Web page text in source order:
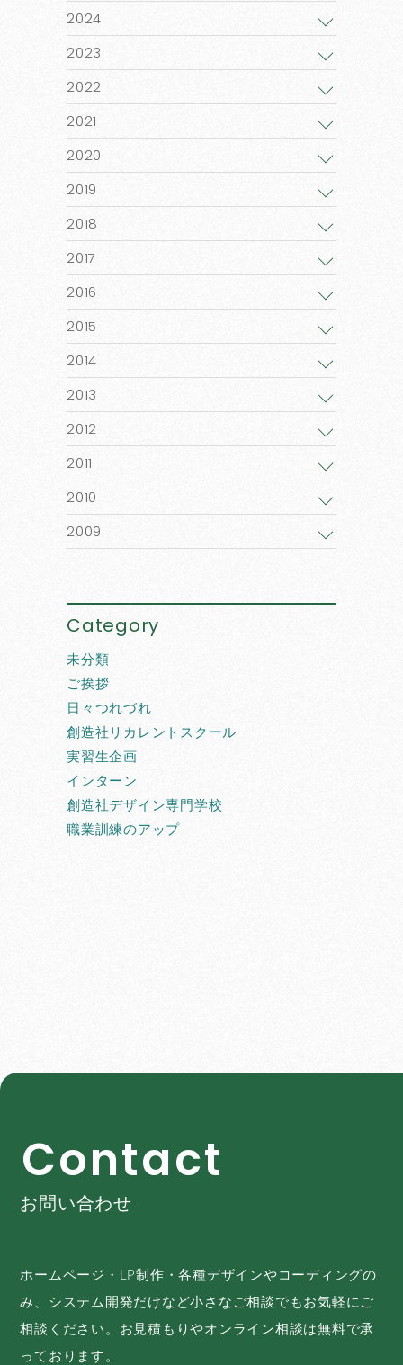
2024
2023
2022
2021
2020
2019
2018
2017
2016
2015
2014
2013
2012
2011
2010
2009
Category
未分類
ご挨拶
日々つれづれ
創造社リカレントスクール
実習生企画
インターン
創造社デザイン専門学校
職業訓練のアップ
Contact
お問い合わせ
ホームページ・LP制作・各種デザインやコーディングの
み、システム開発だけなど小さなご相談でもお気軽にご
相談ください。お見積もりやオンライン相談は無料で承
っております。